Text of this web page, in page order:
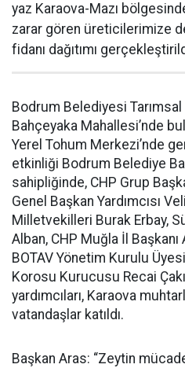
yaz Karaova-Mazı
zarar gören üreticilerimize
fidanı dağıtımı
Bodrum Belediyesi
Bahçeyaka Mahallesi’nde
Yerel Tohum Merkezi’nde
etkinliği Bodrum Belediye
sahipliğinde, CHP Grup
Genel Başkan Yardımcısı
Milletvekilleri Burak Erbay,
Alban, CHP Muğla İl
BOTAV Yönetim Kurulu
Korosu Kurucusu Recai
yardımcıları, Karaova
vatandaşlar katıldı.
Başkan Aras: “Zeytin